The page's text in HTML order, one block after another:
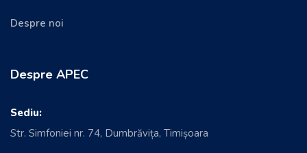
Despre noi
Despre APEC
Sediu:
Str. Simfoniei nr. 74, Dumbrăvița, Timișoara